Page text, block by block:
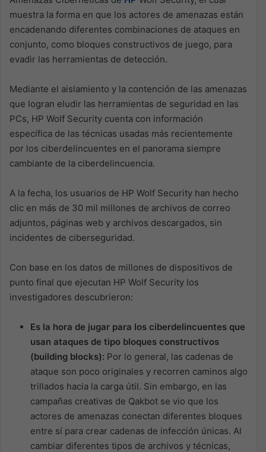
muestra la forma en que los actores de amenazas están
encadenando diferentes combinaciones de ataques en
conjunto, como bloques constructivos de juego, para
evadir las herramientas de detección.
Mediante el aislamiento y la contención de las amenazas
que logran eludir las herramientas de seguridad en las
PCs, HP Wolf Security cuenta con información
específica de las técnicas usadas más recientemente
por los ciberdelincuentes en el panorama siempre
cambiante de la ciberdelincuencia.
A la fecha, los usuarios de HP Wolf Security han hecho
clic en más de 30 mil millones de archivos de correo
adjuntos, páginas web y archivos descargados, sin
incidentes de ciberseguridad.
Con base en los datos de millones de dispositivos de
punto final que ejecutan HP Wolf Security los
investigadores descubrieron:
Es la hora de jugar para los ciberdelincuentes que
usan ataques de tipo bloques constructivos
(building blocks): Por lo general, las cadenas de
ataque son poco originales y recorren caminos algo
trillados hacia la carga útil. Sin embargo, en las
campañas creativas de Qakbot se vio que los
actores de amenazas conectan diferentes bloques
entre sí para crear cadenas de infección únicas. Al
cambiar diferentes tipos de archivos y técnicas,